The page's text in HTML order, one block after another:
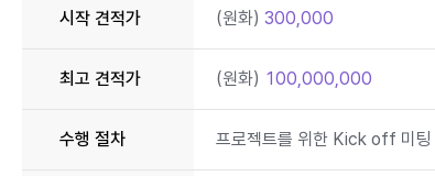
이
언
쓰
론
(Iron
시작 견적가 (원화)300,000
최고 견적가 (원화) 100,000,000
수행 절차 프로젝트를 위한 Kick off 미